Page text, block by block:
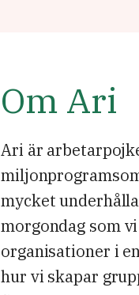
Om Ari
Ari är
mycket
morgondag som
organisationer i
hur vi skapar